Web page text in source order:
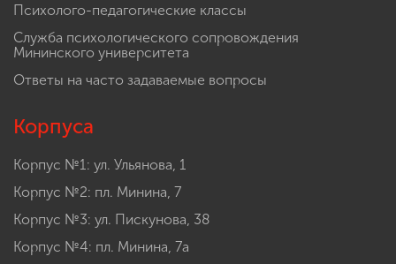
Психолого-педагогические классы
Служба психологического сопровождения
Мининского университета
Ответы на часто задаваемые вопросы
Корпуса
Корпус №1: ул. Ульянова, 1
Корпус №2: пл. Минина, 7
Корпус №3: ул. Пискунова, 38
Корпус №4: пл. Минина, 7а